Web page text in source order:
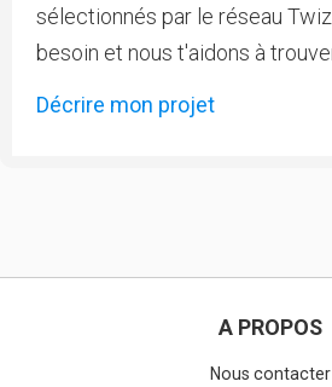
sélectionnés par le réseau
besoin et nous t'aidons à
Décrire mon projet
A PROPOS
Nous contacter